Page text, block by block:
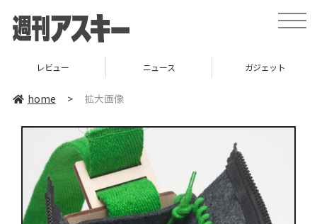
toggle
レビュー ニュース ガジェット
home > 拡大画像